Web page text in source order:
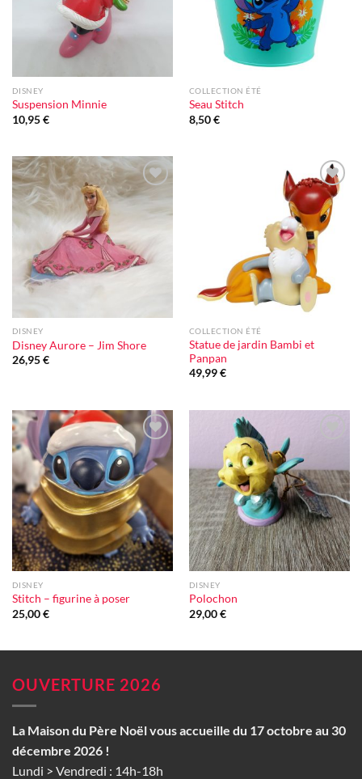
DISNEY
Suspension Minnie
10,95€
COLLECTION ÉTÉ
Seau Stitch
8,50€
Ajouter
DISNEY
Disney Aurore – Jim Shore
26,95€
Ajouter
à la liste
d'envie
COLLECTION ÉTÉ
Statue de jardin Bambi et
Panpan
49,99€
Ajouter
à la liste
d'envie
DISNEY
Stitch – figurine à poser
25,00€
d'envie
DISNEY
Polochon
29,00€
OUVERTURE 2026
La Maison du Père Noël vous accueille du 17 octobre au 30
décembre 2026 !
Lundi > Vendredi : 14h-18h